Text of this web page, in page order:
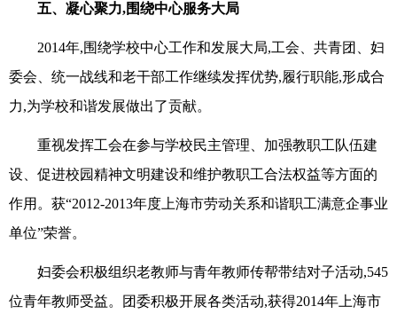
五、凝心聚力,围绕中心服务大局
2014年,围绕学校中心工作和发展大局,工会、共青团、妇
委会、统一战线和老干部工作继续发挥优势,履行职能,形成合
力,为学校和谐发展做出了贡献。
重视发挥工会在参与学校民主管理、加强教职工队伍建
设、促进校园精神文明建设和维护教职工合法权益等方面的
作用。获“2012-2013年度上海市劳动关系和谐职工满意企事业
单位”荣誉。
妇委会积极组织老教师与青年教师传帮带结对子活动,545
位青年教师受益。团委积极开展各类活动,获得2014年上海市